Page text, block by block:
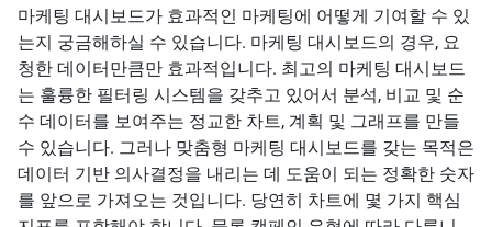
마케팅 대시보드가 효과적인 마케팅에 어떻게 기여할 수 있
는지 궁금해하실 수 있습니다. 마케팅 대시보드의 경우, 요
청한 데이터만큼만 효과적입니다. 최고의 마케팅 대시보드
는 훌륭한 필터링 시스템을 갖추고 있어서 분석, 비교 및 순
수 데이터를 보여주는 정교한 차트, 계획 및 그래프를 만들
수 있습니다. 그러나 맞춤형 마케팅 대시보드를 갖는 목적은
데이터 기반 의사결정을 내리는 데 도움이 되는 정확한 숫자
를 앞으로 가져오는 것입니다. 당연히 차트에 몇 가지 핵심